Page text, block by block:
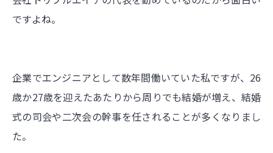
ですよね。
企業でエンジニアとして数年間働いていた私ですが、26
歳か27歳を迎えたあたりから周りでも結婚が増え、結婚
式の司会や二次会の幹事を任されることが多くなりまし
た。